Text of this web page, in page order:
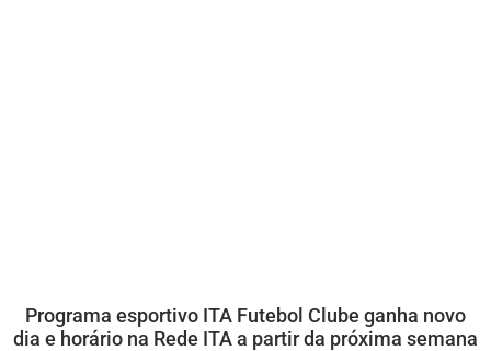
Programa esportivo ITA Futebol Clube ganha novo
dia e horário na Rede ITA a partir da próxima semana